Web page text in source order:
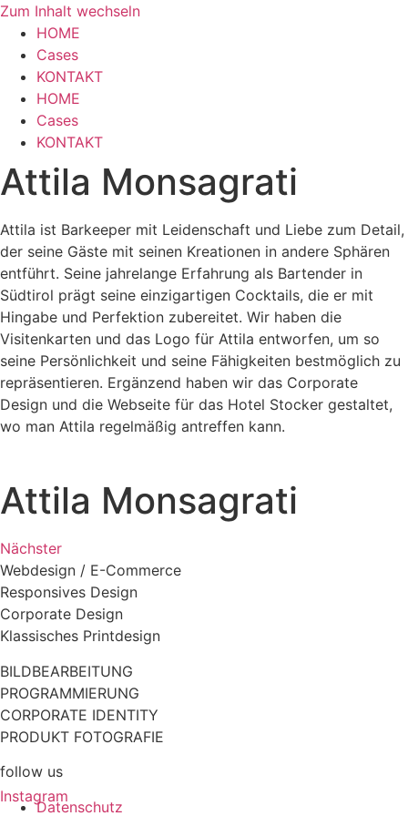
Zum Inhalt wechseln
HOME
Cases
KONTAKT
HOME
Cases
KONTAKT
Attila Monsagrati
Attila ist Barkeeper mit Leidenschaft und Liebe zum Detail,
der seine Gäste mit seinen Kreationen in andere Sphären
entführt. Seine jahrelange Erfahrung als Bartender in
Südtirol prägt seine einzigartigen Cocktails, die er mit
Hingabe und Perfektion zubereitet. Wir haben die
Visitenkarten und das Logo für Attila entworfen, um so
seine Persönlichkeit und seine Fähigkeiten bestmöglich zu
repräsentieren. Ergänzend haben wir das Corporate
Design und die Webseite für das Hotel Stocker gestaltet,
wo man Attila regelmäßig antreffen kann.
Attila Monsagrati
Nächster
Webdesign / E-Commerce
Responsives Design
Corporate Design
Klassisches Printdesign
BILDBEARBEITUNG
PROGRAMMIERUNG
CORPORATE IDENTITY
PRODUKT FOTOGRAFIE
follow us
Instagram
Datenschutz